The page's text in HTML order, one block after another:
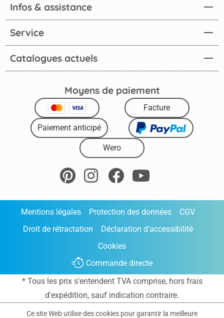
Catalogues actuels
Infos & assistance
Service
Moyens de paiement
Facture
Paiement anticipé
Wero
Mentions légales Protection des données
CGV
Droit de rétractation
Déclaration d’accessibilité
Cookies
Commande directe
* Tous les prix s'entendent TVA comprise, hors frais
d'expédition, sauf indication contraire.
Ce site Web utilise des cookies pour garantir la meilleure